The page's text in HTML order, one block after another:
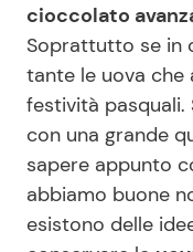
Mondo Mamma
News benessere
Salute
Viaggi e Turismo
cioccolato
Soprattutto se in
tante le uova che
festività
con una grande
sapere appunto
abbiamo buone
esistono delle